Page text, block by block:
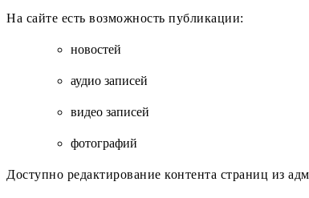
На сайте есть возможность публикации:
новостей
аудио записей
видео записей
фотографий
Доступно редактирование контента страниц из